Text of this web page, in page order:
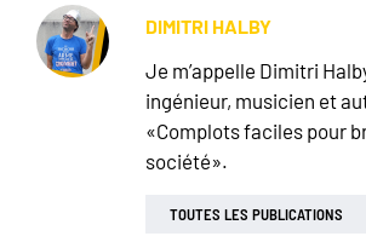
DIMITRI HALBY
Je m’appelle Dimitri
ingénieur, musicien et
«Complots faciles pour
société».
TOUTES LES PUBLICATIONS